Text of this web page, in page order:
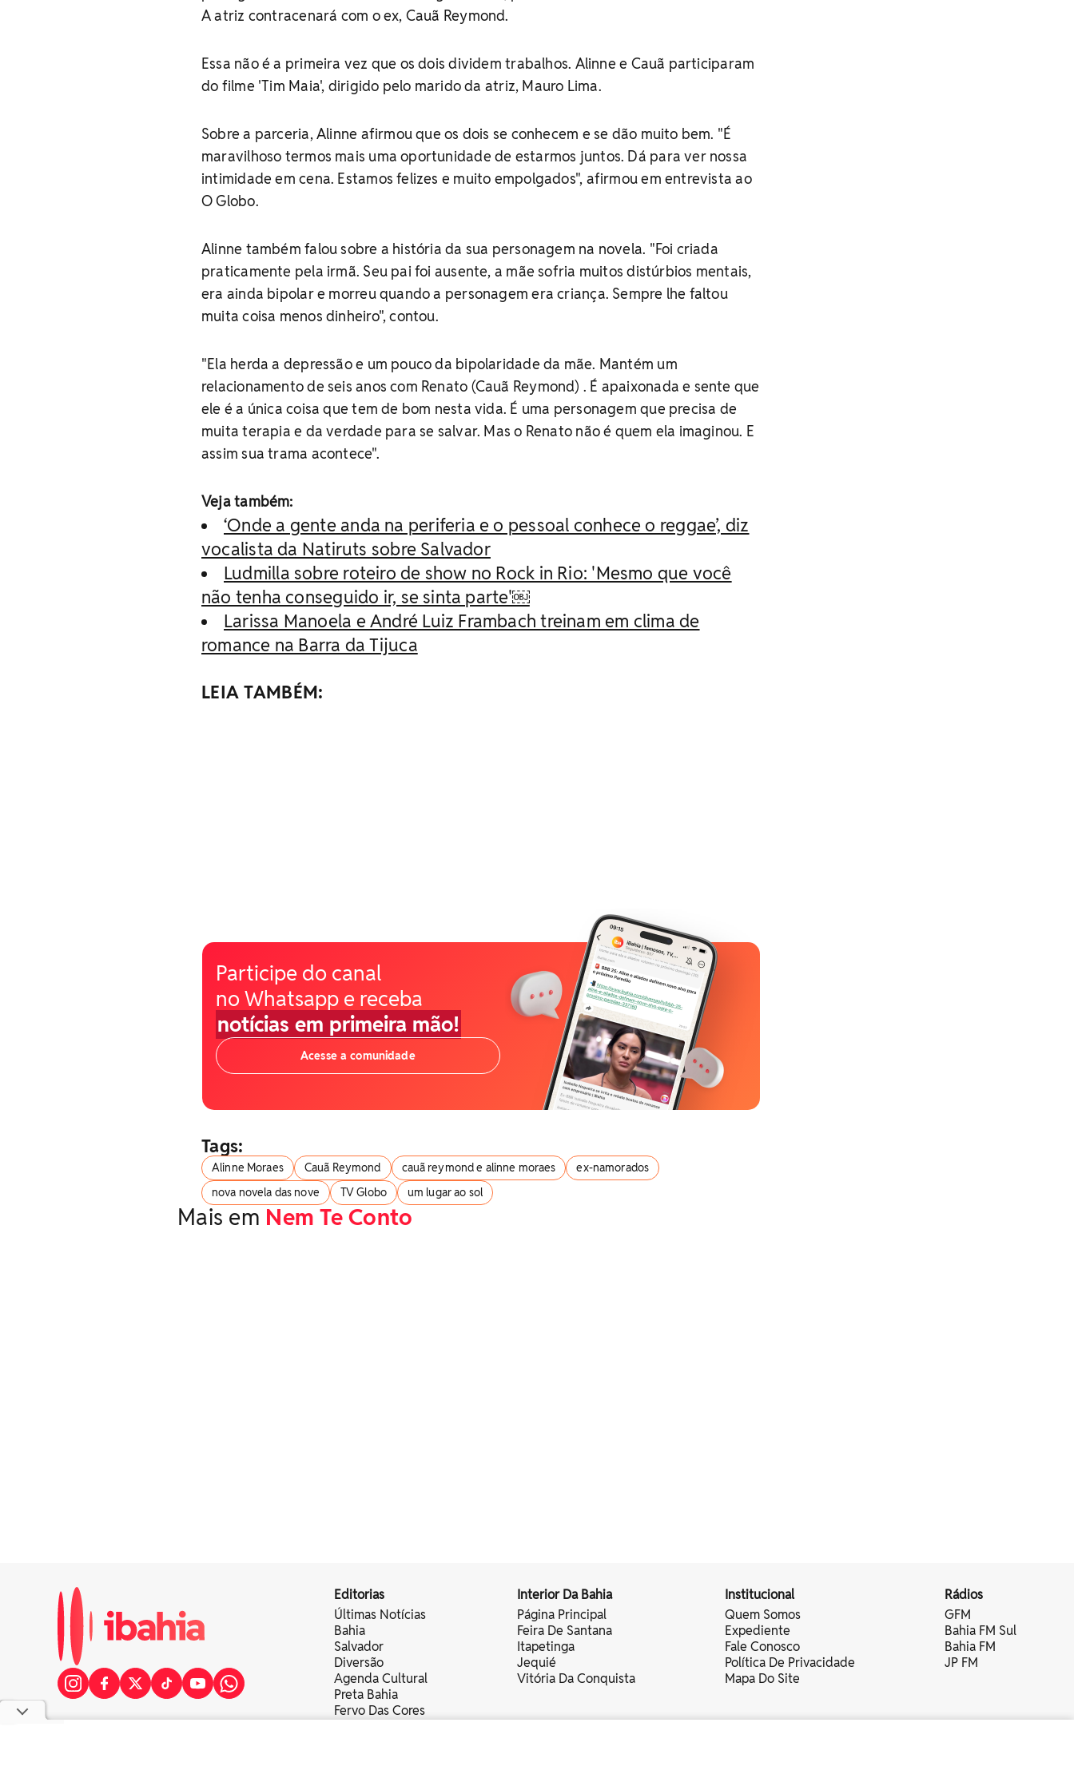
A atriz contracenará com o ex, Cauã Reymond.
Essa não é a primeira vez que os dois dividem trabalhos. Alinne e Cauã participaram
do filme 'Tim Maia', dirigido pelo marido da atriz, Mauro Lima.
Sobre a parceria, Alinne afirmou que os dois se conhecem e se dão muito bem. "É
maravilhoso termos mais uma oportunidade de estarmos juntos. Dá para ver nossa
intimidade em cena. Estamos felizes e muito empolgados", afirmou em entrevista ao
O Globo.
Alinne também falou sobre a história da sua personagem na novela. "Foi criada
praticamente pela irmã. Seu pai foi ausente, a mãe sofria muitos distúrbios mentais,
era ainda bipolar e morreu quando a personagem era criança. Sempre lhe faltou
muita coisa menos dinheiro", contou.
"Ela herda a depressão e um pouco da bipolaridade da mãe. Mantém um
relacionamento de seis anos com Renato (Cauã Reymond) . É apaixonada e sente que
ele é a única coisa que tem de bom nesta vida. É uma personagem que precisa de
muita terapia e da verdade para se salvar. Mas o Renato não é quem ela imaginou. E
assim sua trama acontece".
Veja também:
‘Onde a gente anda na periferia e o pessoal conhece o reggae’, diz
vocalista da Natiruts sobre Salvador
Ludmilla sobre roteiro de show no Rock in Rio: 'Mesmo que você
não tenha conseguido ir, se sinta parte'￼
Larissa Manoela e André Luiz Frambach treinam em clima de
romance na Barra da Tijuca
LEIA TAMBÉM:
Participe do canal
no Whatsapp e receba
notícias em primeira mão!
Acesse a comunidade
Tags:
Alinne Moraes Cauã Reymond cauã reymond e alinne moraes
ex-namorados
nova novela das nove
TV Globo um lugar ao sol
Mais em Nem Te Conto
Editorias
Últimas Notícias
Bahia
Salvador
Diversão
Agenda Cultural
Preta Bahia
Fervo Das Cores
Interior Da Bahia
Página Principal
Feira De Santana
Itapetinga
Jequié
Vitória Da Conquista
Institucional
Quem Somos
Expediente
Fale Conosco
Política De Privacidade
Mapa Do Site
Rádios
GFM
Bahia FM Sul
Bahia FM
JP FM